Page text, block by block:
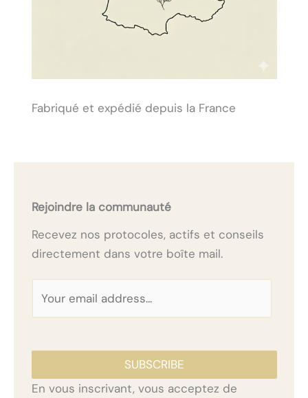
Fabriqué et expédié depuis la France
Rejoindre la communauté
Recevez nos protocoles, actifs et conseils
directement dans votre boîte mail.
*
SUBSCRIBE
En vous inscrivant, vous acceptez de